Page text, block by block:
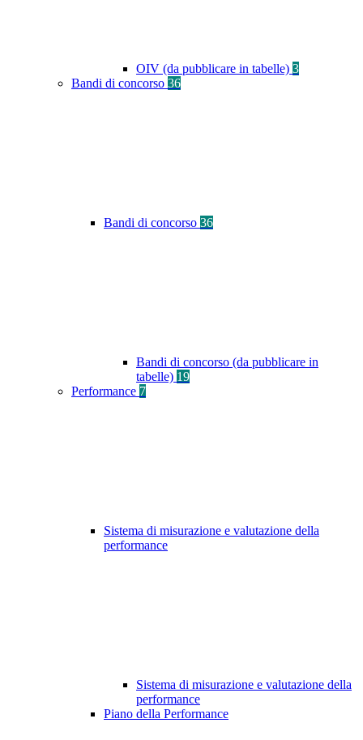
OIV (da pubblicare in tabelle) 3
Bandi di concorso 36
Bandi di concorso 36
Bandi di concorso (da pubblicare in
tabelle) 19
Performance 7
Sistema di misurazione e valutazione della
performance
Sistema di misurazione e valutazione della
performance
Piano della Performance